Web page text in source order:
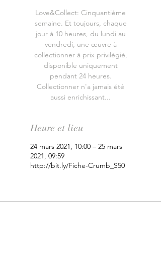
Love&Collect: Cinquantième
semaine. Et toujours, chaque
jour à 10 heures, du lundi au
vendredi, une œuvre à
collectionner à prix privilégié,
disponible uniquement
pendant 24 heures.
Collectionner n'a jamais été
aussi enrichissant...
Heure et lieu
24 mars 2021, 10:00 – 25 mars
2021, 09:59
http://bit.ly/Fiche-Crumb_S50